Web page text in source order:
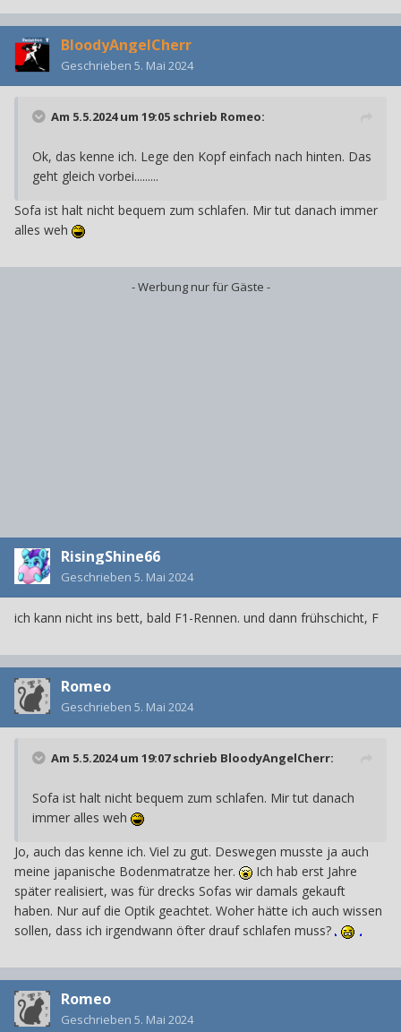
BloodyAngelCherr
Geschrieben 5. Mai 2024
Am 5.5.2024 um 19:05 schrieb Romeo:
Ok, das kenne ich. Lege den Kopf einfach nach hinten. Das
geht gleich vorbei.........
Sofa ist halt nicht bequem zum schlafen. Mir tut danach immer
alles weh
- Werbung nur für Gäste -
RisingShine66
Geschrieben 5. Mai 2024
ich kann nicht ins bett, bald F1-Rennen. und dann frühschicht, F
Romeo
Geschrieben 5. Mai 2024
Am 5.5.2024 um 19:07 schrieb BloodyAngelCherr:
Sofa ist halt nicht bequem zum schlafen. Mir tut danach
immer alles weh
Jo, auch das kenne ich. Viel zu gut. Deswegen musste ja auch
meine japanische Bodenmatratze her.
Ich hab erst Jahre
später realisiert, was für drecks Sofas wir damals gekauft
haben. Nur auf die Optik geachtet. Woher hätte ich auch wissen
sollen, dass ich irgendwann öfter drauf schlafen muss?
Romeo
Geschrieben 5. Mai 2024